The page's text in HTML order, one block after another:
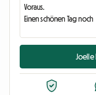
Joelle